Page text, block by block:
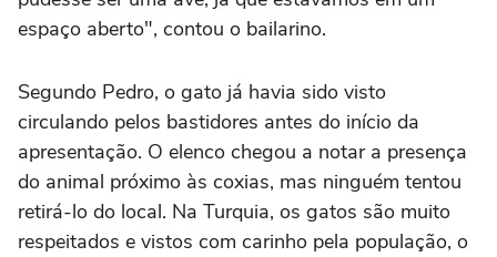
espaço aberto", contou o bailarino.
Segundo Pedro, o gato já havia sido visto
circulando pelos bastidores antes do início da
apresentação. O elenco chegou a notar a presença
do animal próximo às coxias, mas ninguém tentou
retirá-lo do local. Na Turquia, os gatos são muito
respeitados e vistos com carinho pela população, o